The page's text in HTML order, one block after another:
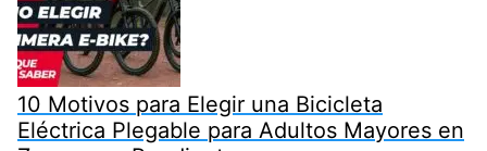
10 Motivos para Elegir una Bicicleta
Eléctrica Plegable para Adultos Mayores en